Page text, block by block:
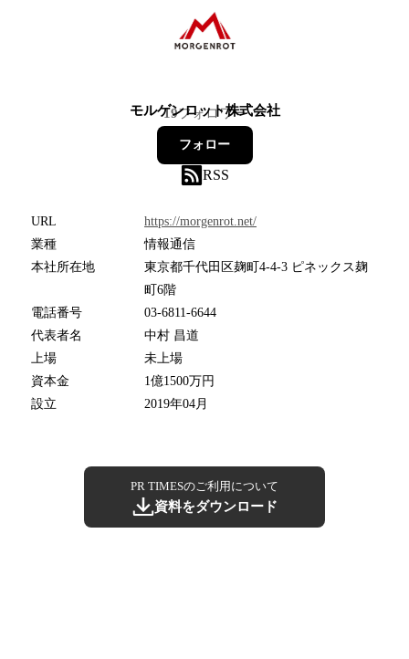
モルゲンロット株式会社
19フォロワー
フォロー
RSS
URL
https://morgenrot.net/
業種
情報通信
本社所在地
東京都千代田区麹町4-4-3 ピネックス麹
町6階
電話番号
03-6811-6644
代表者名
中村 昌道
上場
未上場
資本金
1億1500万円
設立
2019年04月
PR TIMESのご利用について
資料をダウンロード